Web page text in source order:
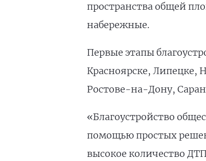
пространства общей
набережные.
Первые этапы
Красноярске, Липецке,
Ростове-на-Дону,
«Благоустройство
помощью простых
высокое количество